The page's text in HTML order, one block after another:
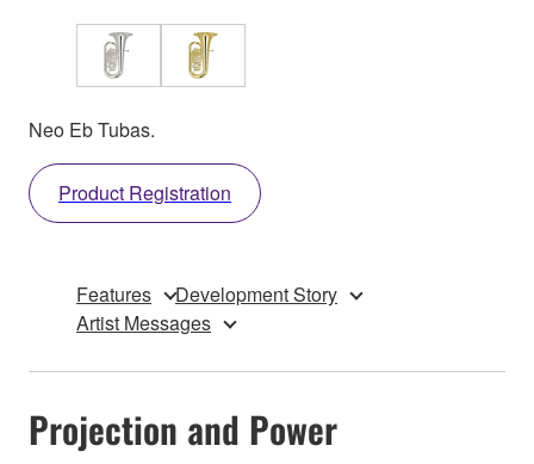
Neo Eb Tubas.
Product Registration
Features
Development Story
Artist Messages
Projection and Power